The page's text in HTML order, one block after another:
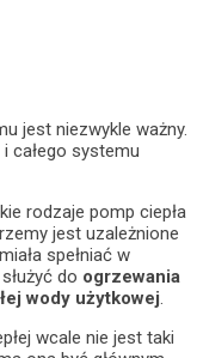
jest niezwykle ważny.
całego systemu
rodzaje pomp ciepła
jest uzależnione
spełniać w
do ogrzewania
wody użytkowej.
wcale nie jest taki